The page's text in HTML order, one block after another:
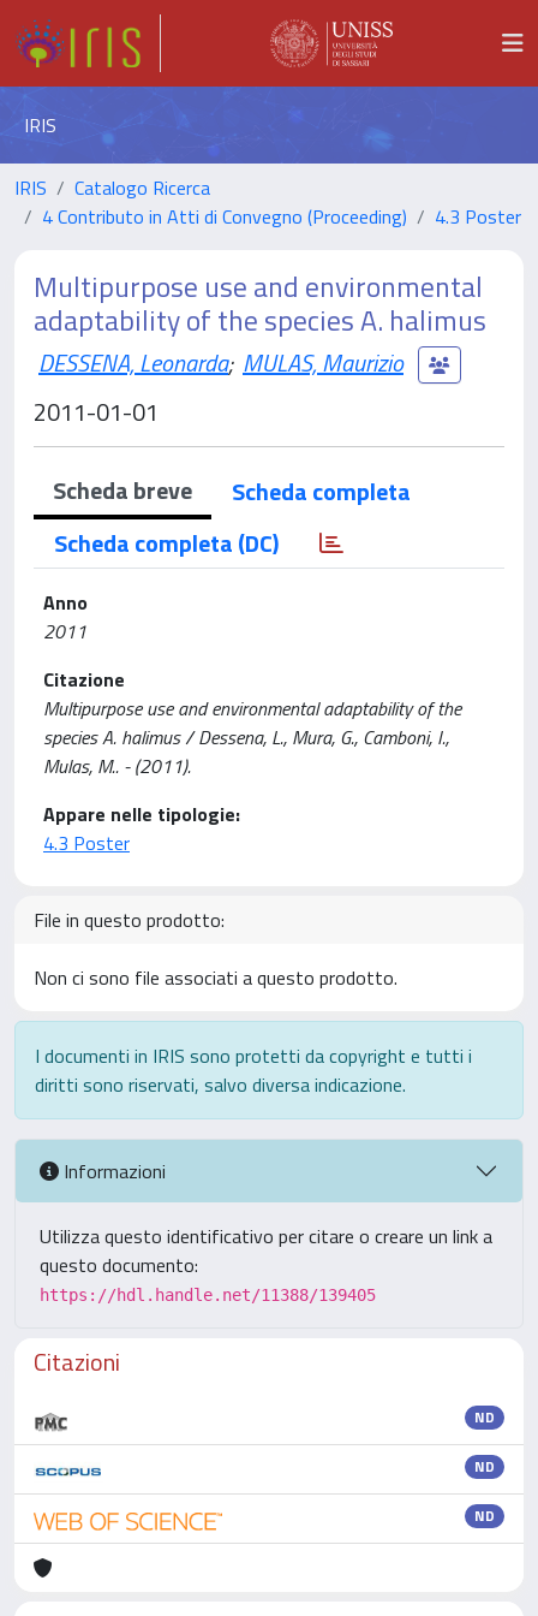
IRIS
IRIS
Catalogo Ricerca
4 Contributo in Atti di Convegno (Proceeding)
4.3 Poster
Multipurpose use and environmental
adaptability of the species A. halimus
DESSENA, Leonarda; MULAS, Maurizio
2011-01-01
Scheda breve
Scheda completa
Scheda completa (DC)
Anno
2011
Citazione
Multipurpose use and environmental adaptability of the
species A. halimus / Dessena, L., Mura, G., Camboni, I.,
Mulas, M.. - (2011).
Appare nelle tipologie:
4.3 Poster
File in questo prodotto:
Non ci sono file associati a questo prodotto.
I documenti in IRIS sono protetti da copyright e tutti i
diritti sono riservati, salvo diversa indicazione.
Informazioni
Utilizza questo identificativo per citare o creare un link a
questo documento:
https://hdl.handle.net/11388/139405
Citazioni
ND
ND
ND